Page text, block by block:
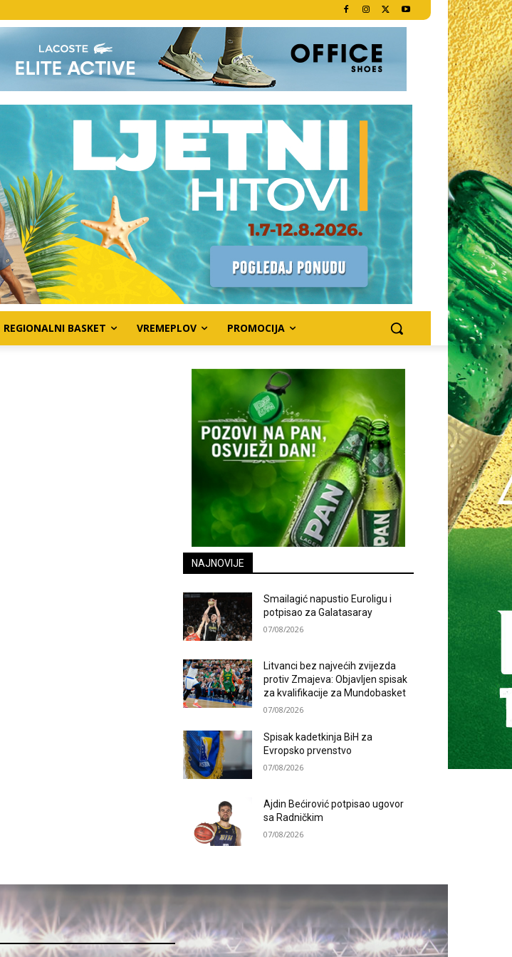
REGIONALNI BASKET VREMEPLOV PROMOCIJA
NAJNOVIJE
Smailagić napustio Euroligu i
potpisao za Galatasaray
07/08/2026
Litvanci bez najvećih zvijezda
protiv Zmajeva: Objavljen spisak
za kvalifikacije za Mundobasket
07/08/2026
Spisak kadetkinja BiH za
Evropsko prvenstvo
07/08/2026
Ajdin Bećirović potpisao ugovor
sa Radničkim
07/08/2026